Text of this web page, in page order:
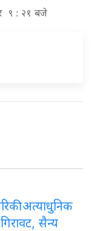
९ : २१ बजे
अत्याधुनिक
गिरावट, सैन्य